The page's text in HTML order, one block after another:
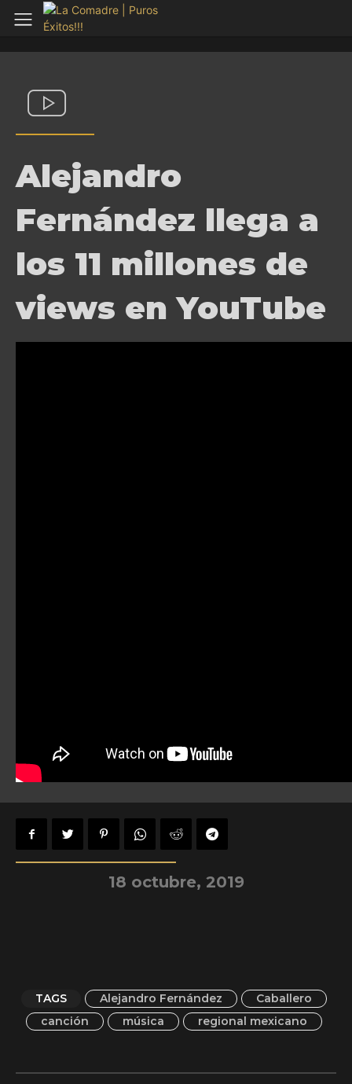
Alejandro
Fernández llega a
los 11 millones de
views en YouTube
18 octubre, 2019
TAGS Alejandro Fernández
Caballero
canción
música regional mexicano